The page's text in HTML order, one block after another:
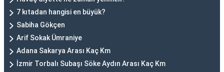
7 kıtadan hangisi en büyük?
Sabiha Gökçen
Arif Sokak Ümraniye
Adana Sakarya Arası Kaç Km
İzmir Torbalı Subaşı Söke Aydın Arası Kaç Km